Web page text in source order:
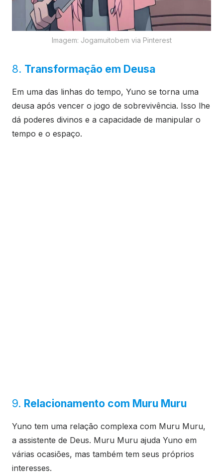
Imagem: Jogamuitobem via Pinterest
8. Transformação em Deusa
Em uma das linhas do tempo, Yuno se torna uma
deusa após vencer o jogo de sobrevivência. Isso lhe
dá poderes divinos e a capacidade de manipular o
tempo e o espaço.
9. Relacionamento com Muru Muru
Yuno tem uma relação complexa com Muru Muru,
a assistente de Deus. Muru Muru ajuda Yuno em
várias ocasiões, mas também tem seus próprios
interesses.